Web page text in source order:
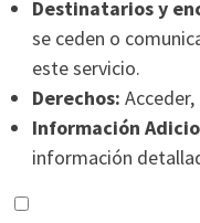
Destinatarios y
se ceden o
este servicio.
Derechos:
Información
información